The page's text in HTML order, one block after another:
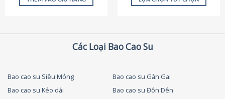
250,000 ₫.
thể.
tùy
Các Loại Bao Cao Su
Bao cao su Siêu Mỏng
Bao cao su Gân Gai
Bao cao su Kéo dài
Bao cao su Đôn Dên